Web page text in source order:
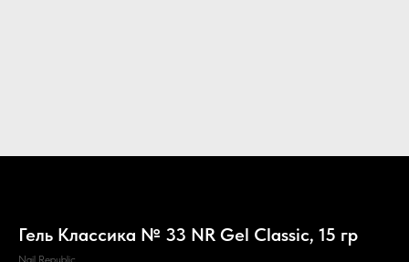
Гель Классика № 33 NR Gel Classic, 15 гр
Nail Republic